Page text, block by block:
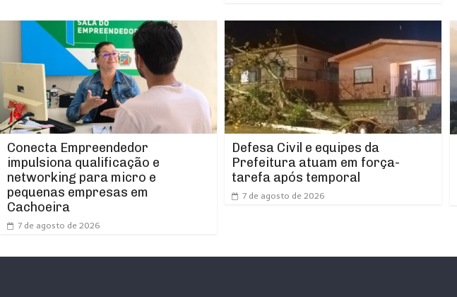
Conecta Empreendedor
impulsiona qualificação e
networking para micro e
pequenas empresas em
Cachoeira
7 de agosto de 2026
Defesa Civil e equipes da
Prefeitura atuam em força-
tarefa após temporal
7 de agosto de 2026